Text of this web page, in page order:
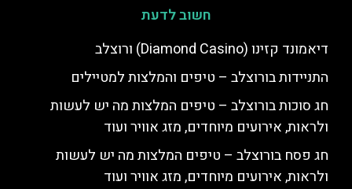
חשוב לדעת
דיאמונד קזינו (Diamond Casino) ורוצלב
התניידות בורוצלב – טיפים והמלצות למטיילים
חג סוכות בורוצלב – טיפים המלצות מה יש לעשות
ולראות, אירועים מיוחדים, מזג אוויר ועוד
חג פסח בורוצלב – טיפים המלצות מה יש לעשות
ולראות, אירועים מיוחדים, מזג אוויר ועוד